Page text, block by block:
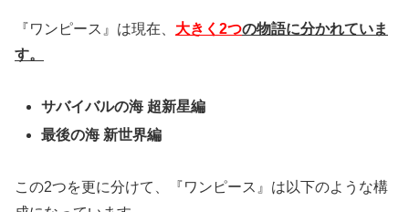
『ワンピース』は現在、 大きく2つの物語に分かれていま
す。
サバイバルの海 超新星編
最後の海 新世界編
この2つを更に分けて、『ワンピース』は以下のような構